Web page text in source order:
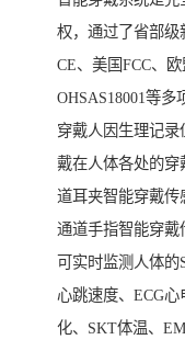
权，通过了省部级
CE、美国FCC、欧
OHSAS18001等
穿戴人因生理记
戴在人体各处的穿
道耳夹智能穿戴传
通道手指智能穿戴
可实时监测人体的
心跳速度、ECG
化、SKT体温、